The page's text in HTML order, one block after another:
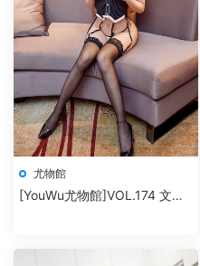
尤物館
[YouWu尤物館]VOL.174 文靜